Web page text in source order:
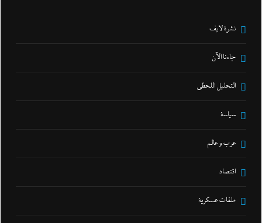
نشرة لايف
جاءنا الآن
التحليل اللحظي
سياسة
عرب و عالم
اقتصاد
ملفات عسكرية